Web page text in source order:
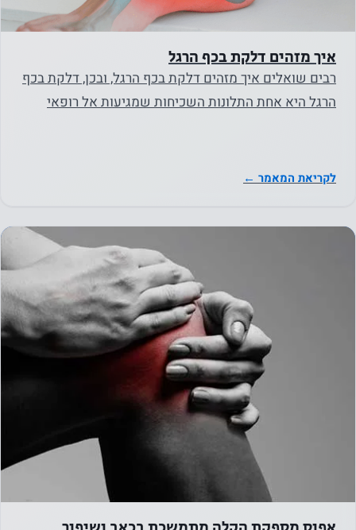
איך מזהים דלקת בכף הרגל
רבים שואלים איך מזהים דלקת בכף הרגל, ובכן, דלקת בכף
הרגל היא אחת התלונות השכיחות שמגיעות אל רופאי
לקריאת המאמר ←
על מנת שנוכל
לשפר את
הפונקציונליות
חווית
המשתמש
על מנת
שהאתר
שלנו יתפקד
הטובה
במהלך
ביקורך. אם